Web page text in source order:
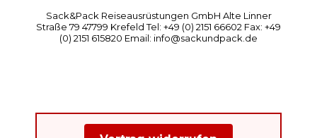
Sack&Pack Reiseausrüstungen GmbH Alte Linner
Straße 79 47799 Krefeld Tel: +49 (0) 2151 66602 Fax: +49
(0) 2151 615820 Email: info@sackundpack.de